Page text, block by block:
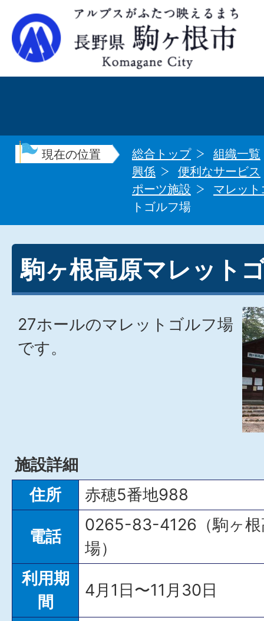
現在の位置 総合トップ
組織一覧
興係
便利なサービス
ポーツ施設
マレッ
トゴルフ場
駒ヶ根高原マレット
27ホールのマレットゴルフ場
です。
施設詳細
住所
赤穂5番地988
電話
0265-83-4126（駒ヶ
場）
利用期
間
4月1日〜11月30日